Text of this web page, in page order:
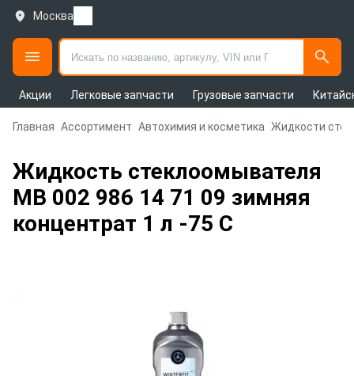
Москва
Акции Легковые запчасти Грузовые запчасти
Главная Ассортимент Автохимия и косметика Жидкости
Жидкость стеклоомывателя
MB 002 986 14 71 09 зимняя
концентрат 1 л -75 C